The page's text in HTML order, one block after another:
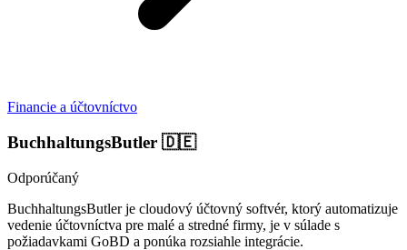
Financie a účtovníctvo
BuchhaltungsButler 🇩🇪
Odporúčaný
BuchhaltungsButler je cloudový účtovný softvér, ktorý automatizuje
vedenie účtovníctva pre malé a stredné firmy, je v súlade s
požiadavkami GoBD a ponúka rozsiahle integrácie.